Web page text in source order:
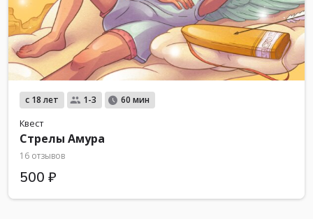
с 18 лет 1-3 60 мин
Квест
Стрелы Амура
16 отзывов
500 ₽